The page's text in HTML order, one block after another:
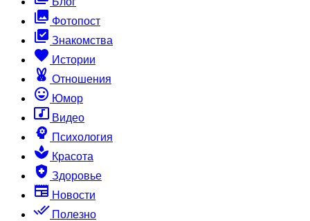
collections Фотопост
library_add_check Знакомства
favorite Истории
cruelty_free Отношения
sentiment_very_satisfied Юмор
music_video Видео
psychology Психология
spa Красота
health_and_safety Здоровье
newspaper Новости
done_all Полезно